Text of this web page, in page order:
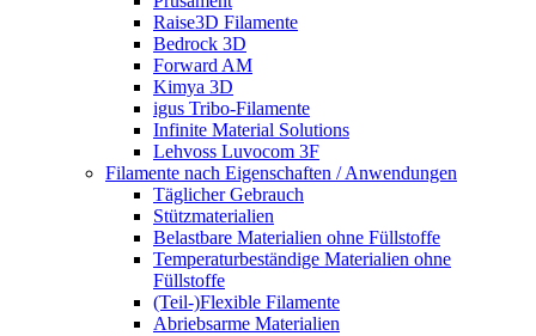
Raise3D Filamente
Bedrock 3D
Forward AM
Kimya 3D
igus Tribo-Filamente
Infinite Material Solutions
Lehvoss Luvocom 3F
Filamente nach Eigenschaften / Anwendungen
Täglicher Gebrauch
Stützmaterialien
Belastbare Materialien ohne Füllstoffe
Temperaturbeständige Materialien ohne
Füllstoffe
(Teil-)Flexible Filamente
Abriebsarme Materialien